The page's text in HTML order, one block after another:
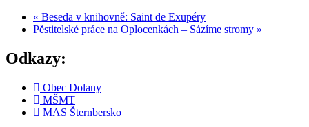
« Beseda v knihovně: Saint de Exupéry
Pěstitelské práce na Oplocenkách – Sázíme stromy »
Odkazy:
Obec Dolany
MŠMT
MAS Šternbersko